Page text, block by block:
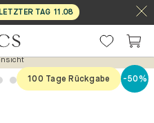
LETZTER TAG 11 .08
5 6 7
100 Tage Rückgabe -50%